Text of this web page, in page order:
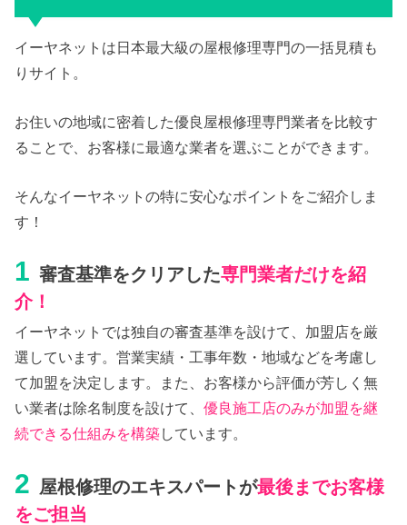
イーヤネットは日本最大級の屋根修理専門の一括見積も
りサイト。
お住いの地域に密着した優良屋根修理専門業者を比較す
ることで、お客様に最適な業者を選ぶことができます。
そんなイーヤネットの特に安心なポイントをご紹介しま
す！
1 審査基準をクリアした専門業者だけを紹
介！
イーヤネットでは独自の審査基準を設けて、加盟店を厳
選しています。営業実績・工事年数・地域などを考慮し
て加盟を決定します。また、お客様から評価が芳しく無
い業者は除名制度を設けて、優良施工店のみが加盟を継
続できる仕組みを構築しています。
2 屋根修理のエキスパートが最後までお客様
をご担当